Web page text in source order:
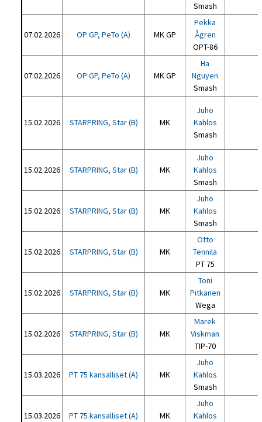
Smash
07.02.2026 OP GP, PeTo (A) MK GP
Pekka
Ågren
OPT-86
07.02.2026 OP GP, PeTo (A) MK GP
Ha
Nguyen
Smash
15.02.2026 STARPRING, Star (B) MK
Juho
Kahlos
Smash
15.02.2026 STARPRING, Star (B) MK
Juho
Kahlos
Smash
15.02.2026 STARPRING, Star (B) MK
Juho
Kahlos
Smash
15.02.2026 STARPRING, Star (B) MK
Otto
Tennilä
PT 75
15.02.2026 STARPRING, Star (B) MK
Toni
Pitkänen
Wega
15.02.2026 STARPRING, Star (B) MK
Marek
Viskman
TIP-70
15.03.2026 PT 75 kansalliset (A) MK
Juho
Kahlos
Smash
15.03.2026 PT 75 kansalliset (A) MK
Juho
Kahlos